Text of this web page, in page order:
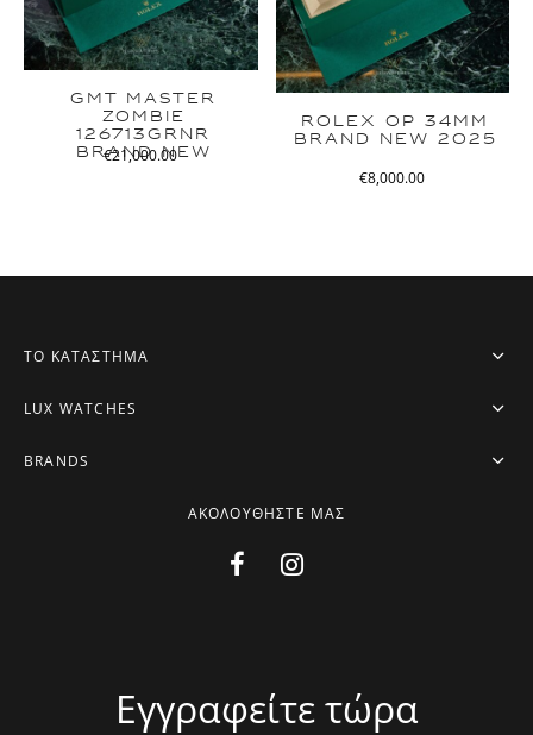
GMT MASTER
ZOMBIE
126713GRNR
BRAND NEW
€21,000.00
ROLEX OP 34MM
BRAND NEW 2025
€8,000.00
ΤΟ ΚΑΤΑΣΤΗΜΑ
LUX WATCHES
BRANDS
ΑΚΟΛΟΥΘΗΣΤΕ ΜΑΣ
Εγγραφείτε τώρα